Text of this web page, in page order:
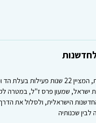
ישראל, שמעון פרס ז"ל, במטרה
הישראלית, ולסלול את
לבין שכנותיה